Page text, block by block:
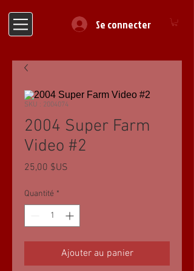
Se connecter
SKU : 2004074
2004 Super Farm
Video #2
25,00 $US
Quantité *
Ajouter au panier